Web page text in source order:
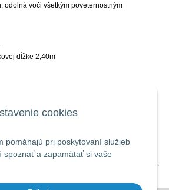
cookies
pomáhajú pri poskytovaní služieb
spoznať a zapamätať si vaše
odolná voči všetkým poveternostným
dĺžke 2,40m
vodorovnej rovine, tvoriť oblúky, kolesa a
zvládne namontovať každý.
jednotlivé tematické časti a rastliny na záhrade,
živého plotu.